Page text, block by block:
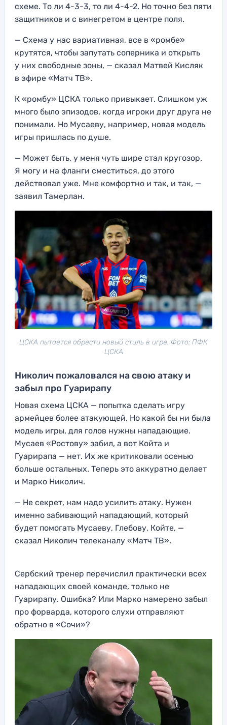
схеме. То ли 4-3-3, то ли 4-4-2. Но точно без пяти
защитников и с винегретом в центре поля.
— Схема у нас вариативная, все в «ромбе»
крутятся, чтобы запутать соперника и открыть
у них свободные зоны, — сказал Матвей Кисляк
в эфире «Матч ТВ».
К «ромбу» ЦСКА только привыкает. Слишком уж
много было эпизодов, когда игроки друг друга не
понимали. Но Мусаеву, например, новая модель
игры пришлась по душе.
— Может быть, у меня чуть шире стал кругозор.
Я могу и на фланги сместиться, до этого
действовал уже. Мне комфортно и так, и так, —
заявил Тамерлан.
ЦСКА пытается обрести новый стиль в игре. Фото: ПФК
ЦСКА
Николич пожаловался на свою атаку и
забыл про Гуарирапу
Новая схема ЦСКА — попытка сделать игру
армейцев более атакующей. Но какой бы ни была
модель игры, для голов нужны нападающие.
Мусаев «Ростову» забил, а вот Койта и
Гуарирапа — нет. Их же критиковали осенью
больше остальных. Теперь это аккуратно делает
и Марко Николич.
— Не секрет, нам надо усилить атаку. Нужен
именно забивающий нападающий, который
будет помогать Мусаеву, Глебову, Койте, —
сказал Николич телеканалу «Матч ТВ».
Сербский тренер перечислил практически всех
нападающих своей команде, только не
Гуарирапу. Ошибка? Или Марко намерено забыл
про форварда, которого слухи отправляют
обратно в «Сочи»?